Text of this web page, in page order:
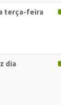
terça-feira
dia